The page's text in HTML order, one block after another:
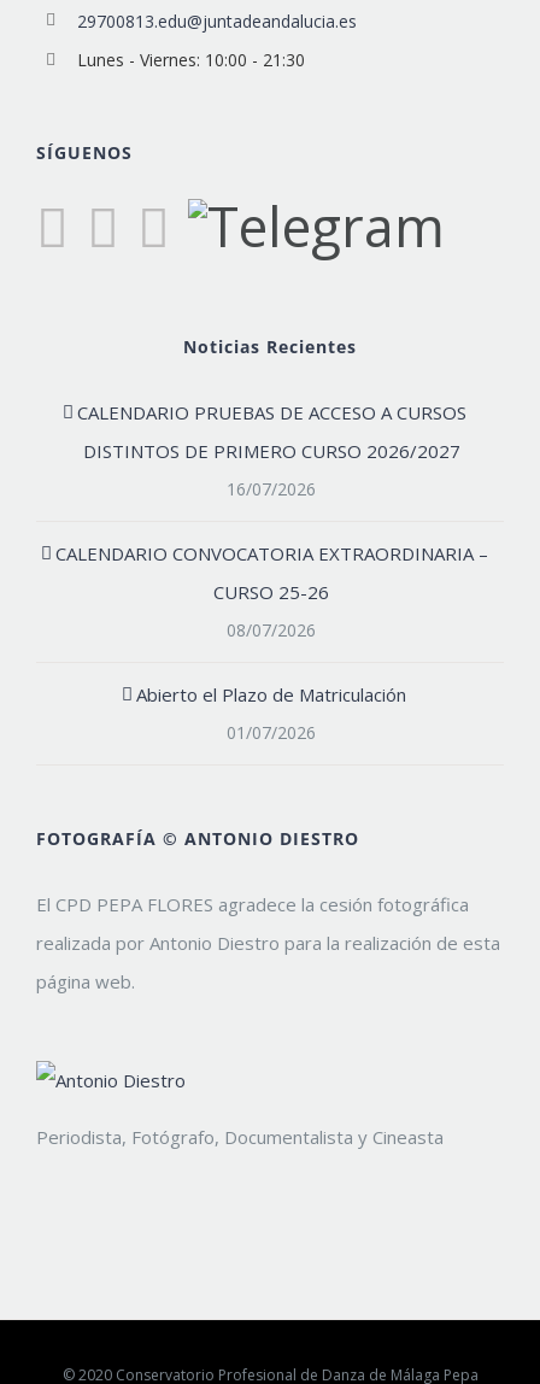
29700813.edu@juntadeandalucia.es
Lunes - Viernes: 10:00 - 21:30
SÍGUENOS
Noticias Recientes
CALENDARIO PRUEBAS DE ACCESO A CURSOS
DISTINTOS DE PRIMERO CURSO 2026/2027
16/07/2026
CALENDARIO CONVOCATORIA EXTRAORDINARIA –
CURSO 25-26
08/07/2026
Abierto el Plazo de Matriculación
01/07/2026
FOTOGRAFÍA © ANTONIO DIESTRO
El CPD PEPA FLORES agradece la cesión fotográfica
realizada por Antonio Diestro para la realización de esta
página web.
Periodista, Fotógrafo, Documentalista y Cineasta
© 2020 Conservatorio Profesional de Danza de Málaga Pepa